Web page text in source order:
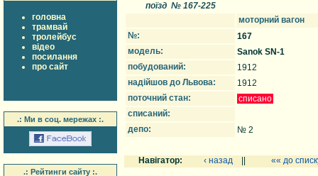
головна
трамвай
тролейбус
вiдео
посилання
про сайт
.: Ми в соц. мережах :.
.: Рейтинги сайту :.
поїзд № 167-225
моторний вагон
№:
167
модель:
Sanok SN-1
побудований:
1912
надійшов до Львова:
1912
поточний стан:
списано
списаний:
депо:
№ 2
Навігатор: ‹ назад «« до